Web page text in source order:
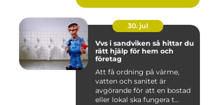
30. jul
Vvs i sandviken så hittar du
rätt hjälp för hem och
företag
Att få ordning på värme,
vatten och sanitet är
avgörande för att en bostad
eller lokal ska fungera t...